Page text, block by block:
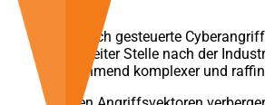
Staatlich gesteuerte
an zweiter Stelle nach der
zunehmend komplexer und